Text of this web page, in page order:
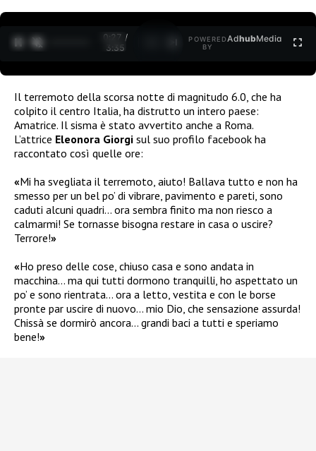
0:27 /
3:35
POWERED
BY
AdhubMedia
Il terremoto della scorsa notte di magnitudo 6.0, che ha
colpito il centro Italia, ha distrutto un intero paese:
Amatrice. Il sisma è stato avvertito anche a Roma.
L’attrice Eleonora Giorgi sul suo profilo facebook ha
raccontato così quelle ore:
«Mi ha svegliata il terremoto, aiuto! Ballava tutto e non ha
smesso per un bel po’ di vibrare, pavimento e pareti, sono
caduti alcuni quadri… ora sembra finito ma non riesco a
calmarmi! Se tornasse bisogna restare in casa o uscire?
Terrore!»
«Ho preso delle cose, chiuso casa e sono andata in
macchina… ma qui tutti dormono tranquilli, ho aspettato un
po’ e sono rientrata… ora a letto, vestita e con le borse
pronte par uscire di nuovo… mio Dio, che sensazione assurda!
Chissà se dormirò ancora… grandi baci a tutti e speriamo
bene!»